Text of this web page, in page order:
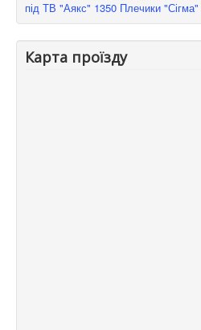
під ТВ "Аякс" 1350 Плечики "Сігма"
Карта проїзду